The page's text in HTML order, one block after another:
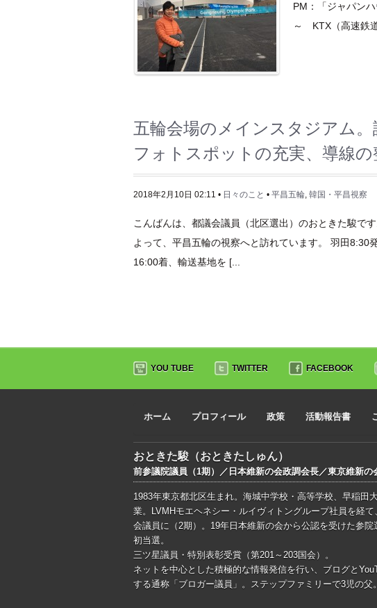
PM：「ジャパン
～ KTX（高速鉄
五輪会場のメインスタジアム
フォトスポットの充実、導線
2018年2月10日 02:11 • 日々のこと • 平昌五輪, 韓国・平昌視察
こんばんは、都議会議員（北区選出）のおときた駿で
よって、平昌五輪の視察へと訪れています。 羽田8:30
16:00着、輸送基地を [...
YOU TUBE TWITTER FACEBOOK
ホーム プロフィール 政策 活動報告書
おときた駿（おときたしゅん）
前参議院議員（1期）／日本維新の会政調会長／東京維新の
1983年東京都北区生まれ。海城中学校・高等学校、早稲田
業。LVMHモエヘネシー・ルイヴィトングループ社員を経
会議員に（2期）。19年日本維新の会から公認を受けた参院
初当選。
三ツ星議員・特別表彰受賞（第201～203国会）。
ネットを中心とした積極的な情報発信を行い、ブログと
する通称「ブロガー議員」。ステップファミリーで3児の父。